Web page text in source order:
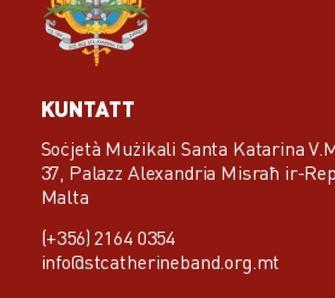
KUNTATT
Soċjetà Mużikali Santa Katarina
37, Palazz Alexandria Misraħ ir-
Malta
(+356) 2164 0354
info@stcatherineband.org.mt